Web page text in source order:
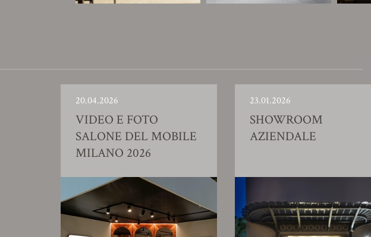
20.04.2026
VIDEO E FOTO
SALONE DEL MOBILE
MILANO 2026
23.01.2026
SHOWROOM
AZIENDALE